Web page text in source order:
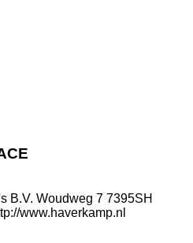
B.V. Woudweg 7 7395SH
www.haverkamp.nl